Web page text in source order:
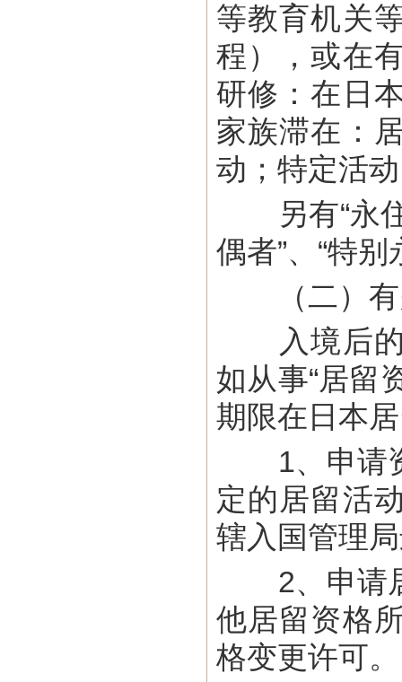
等教育机关
程），或在
研修：在日
家族滞在：
动；特定活
另有“永住
偶者”、“特
（二）有
入境后的
如从事“居留
期限在日本
1、申请资
定的居留活
辖入国管理
2、申请居
他居留资格
格变更许可。